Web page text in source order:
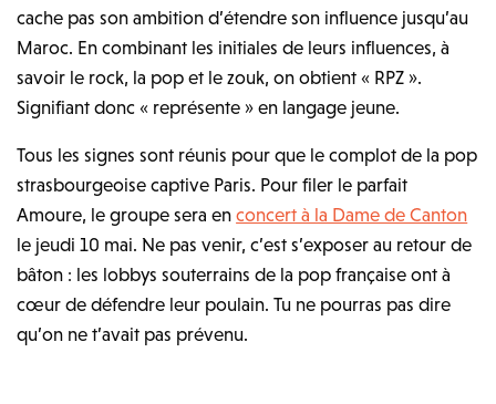
cache pas son ambition d’étendre son influence jusqu’au
Maroc. En combinant les initiales de leurs influences, à
savoir le rock, la pop et le zouk, on obtient « RPZ ».
Signifiant donc « représente » en langage jeune.
Tous les signes sont réunis pour que le complot de la pop
strasbourgeoise captive Paris. Pour filer le parfait
Amoure, le groupe sera en concert à la Dame de Canton
le jeudi 10 mai. Ne pas venir, c’est s’exposer au retour de
bâton : les lobbys souterrains de la pop française ont à
cœur de défendre leur poulain. Tu ne pourras pas dire
qu’on ne t’avait pas prévenu.